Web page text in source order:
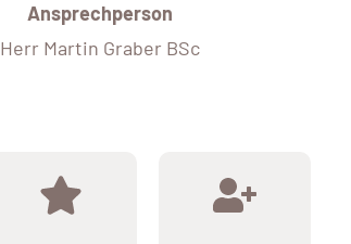
Ansprechperson
Herr Martin Graber BSc